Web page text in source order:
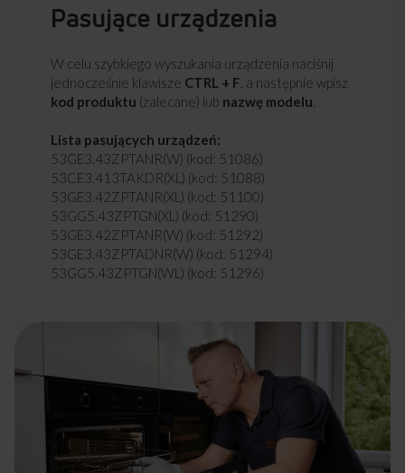
Pasujące urządzenia
W celu szybkiego wyszukania urządzenia naciśnij
jednocześnie klawisze CTRL + F , a następnie wpisz
kod produktu (zalecane) lub nazwę modelu
Lista pasujących urządzeń:
53GE3.43ZPTANR(W) (kod: 51086)
53CE3.413TAKDR(XL) (kod: 51088)
53GE3.42ZPTANR(XL) (kod: 51100)
53GG5.43ZPTGN(XL) (kod: 51290)
53GE3.42ZPTANR(W) (kod: 51292)
53GE3.43ZPTADNR(W) (kod: 51294)
53GG5.43ZPTGN(WL) (kod: 51296)
HKG86525 (kod: 51416)
GHG85512 (kod: 51420)
GHGG85512 (kod: 51422)
51CE3.413TAR(XL) (kod: 51572)
EBS8441 (kod: 51708)
EBS8752 (kod: 51710)